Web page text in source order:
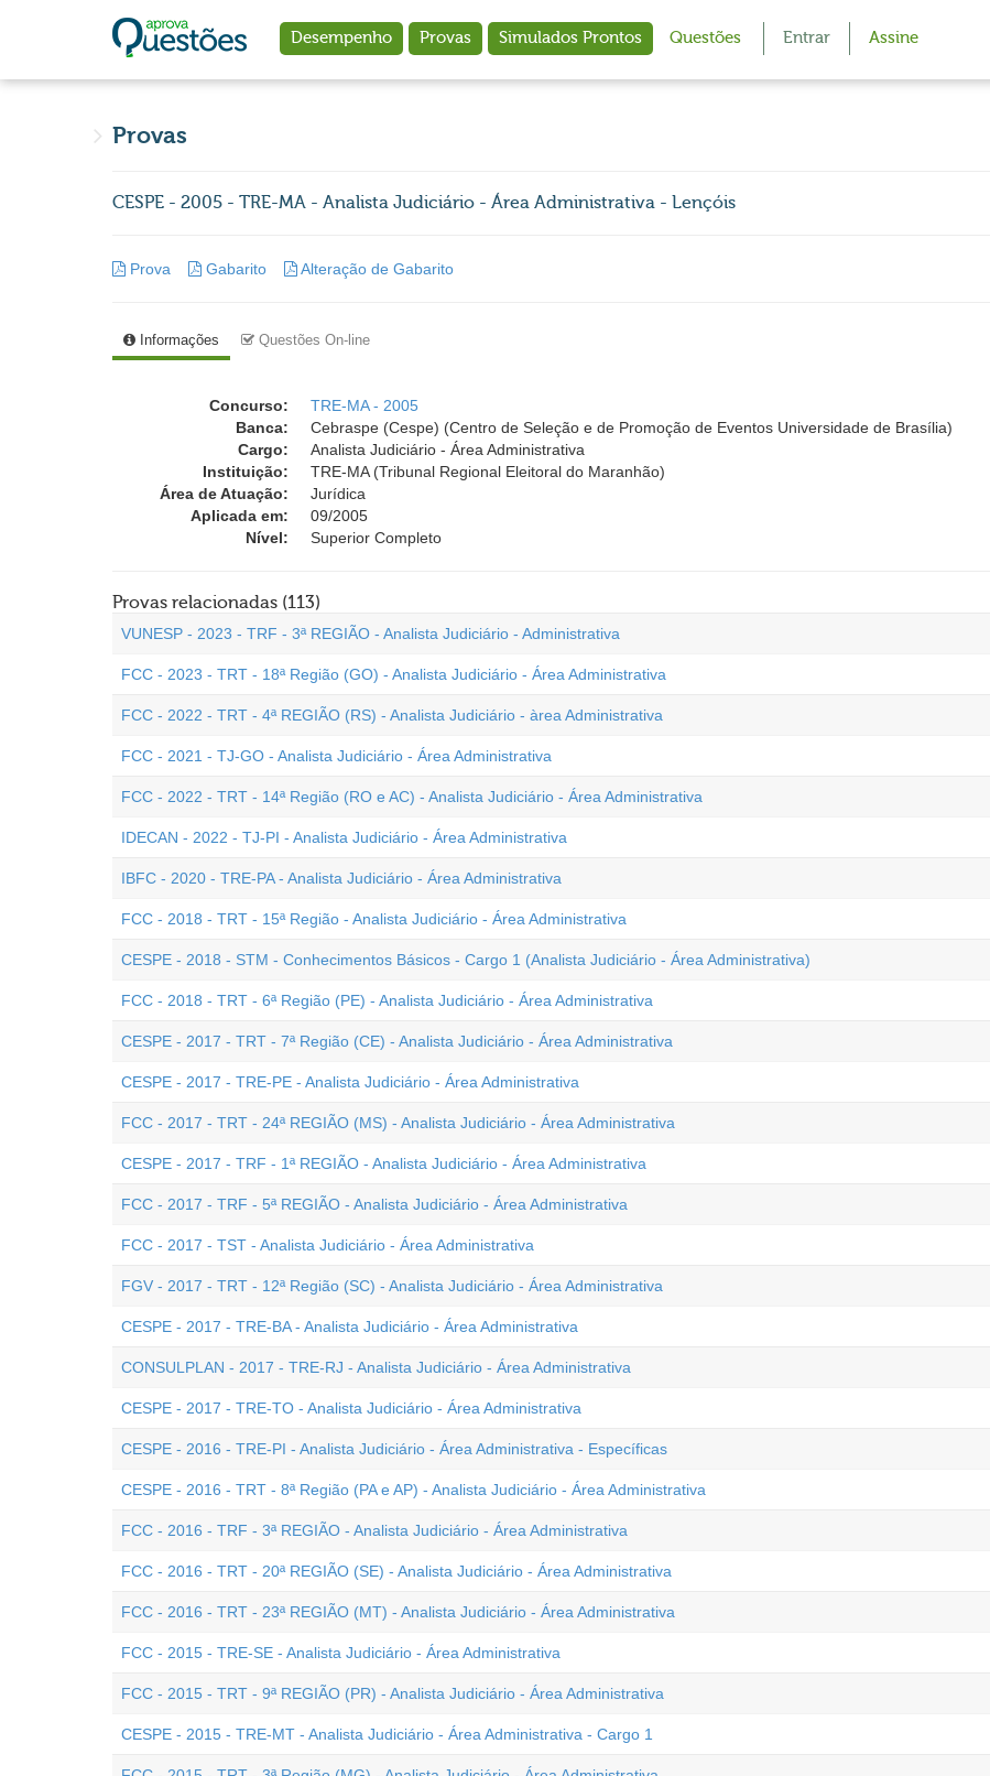
Desempenho Provas Simulados Prontos Questões Entrar Assine
Provas
CESPE - 2005 - TRE-MA - Analista Judiciário - Área Administrativa - Lençóis
Prova Gabarito Alteração de Gabarito
Informações Questões On-line
Concurso:
TRE-MA - 2005
Banca:
Cebraspe (Cespe) (Centro de Seleção e de Promoção de Eventos Universidade de Brasília)
Cargo:
Analista Judiciário - Área Administrativa
Instituição:
TRE-MA (Tribunal Regional Eleitoral do Maranhão)
Área de Atuação:
Jurídica
Aplicada em:
09/2005
Nível:
Superior Completo
Provas relacionadas (113)
VUNESP - 2023 - TRF - 3ª REGIÃO - Analista Judiciário - Administrativa
FCC - 2023 - TRT - 18ª Região (GO) - Analista Judiciário - Área Administrativa
FCC - 2022 - TRT - 4ª REGIÃO (RS) - Analista Judiciário - àrea Administrativa
FCC - 2021 - TJ-GO - Analista Judiciário - Área Administrativa
FCC - 2022 - TRT - 14ª Região (RO e AC) - Analista Judiciário - Área Administrativa
IDECAN - 2022 - TJ-PI - Analista Judiciário - Área Administrativa
IBFC - 2020 - TRE-PA - Analista Judiciário - Área Administrativa
FCC - 2018 - TRT - 15ª Região - Analista Judiciário - Área Administrativa
CESPE - 2018 - STM - Conhecimentos Básicos - Cargo 1 (Analista Judiciário - Área Administrativa)
FCC - 2018 - TRT - 6ª Região (PE) - Analista Judiciário - Área Administrativa
CESPE - 2017 - TRT - 7ª Região (CE) - Analista Judiciário - Área Administrativa
CESPE - 2017 - TRE-PE - Analista Judiciário - Área Administrativa
FCC - 2017 - TRT - 24ª REGIÃO (MS) - Analista Judiciário - Área Administrativa
CESPE - 2017 - TRF - 1ª REGIÃO - Analista Judiciário - Área Administrativa
FCC - 2017 - TRF - 5ª REGIÃO - Analista Judiciário - Área Administrativa
FCC - 2017 - TST - Analista Judiciário - Área Administrativa
FGV - 2017 - TRT - 12ª Região (SC) - Analista Judiciário - Área Administrativa
CESPE - 2017 - TRE-BA - Analista Judiciário - Área Administrativa
CONSULPLAN - 2017 - TRE-RJ - Analista Judiciário - Área Administrativa
CESPE - 2017 - TRE-TO - Analista Judiciário - Área Administrativa
CESPE - 2016 - TRE-PI - Analista Judiciário - Área Administrativa - Específicas
CESPE - 2016 - TRT - 8ª Região (PA e AP) - Analista Judiciário - Área Administrativa
FCC - 2016 - TRF - 3ª REGIÃO - Analista Judiciário - Área Administrativa
FCC - 2016 - TRT - 20ª REGIÃO (SE) - Analista Judiciário - Área Administrativa
FCC - 2016 - TRT - 23ª REGIÃO (MT) - Analista Judiciário - Área Administrativa
FCC - 2015 - TRE-SE - Analista Judiciário - Área Administrativa
FCC - 2015 - TRT - 9ª REGIÃO (PR) - Analista Judiciário - Área Administrativa
CESPE - 2015 - TRE-MT - Analista Judiciário - Área Administrativa - Cargo 1